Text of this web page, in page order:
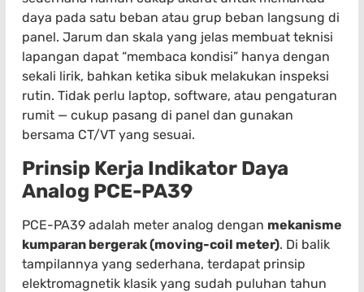
daya pada satu beban atau grup beban langsung di
panel. Jarum dan skala yang jelas membuat teknisi
lapangan dapat “membaca kondisi” hanya dengan
sekali lirik, bahkan ketika sibuk melakukan inspeksi
rutin. Tidak perlu laptop, software, atau pengaturan
rumit — cukup pasang di panel dan gunakan
bersama CT/VT yang sesuai.
Prinsip Kerja Indikator Daya
Analog PCE-PA39
PCE-PA39 adalah meter analog dengan mekanisme
kumparan bergerak (moving-coil meter). Di balik
tampilannya yang sederhana, terdapat prinsip
elektromagnetik klasik yang sudah puluhan tahun